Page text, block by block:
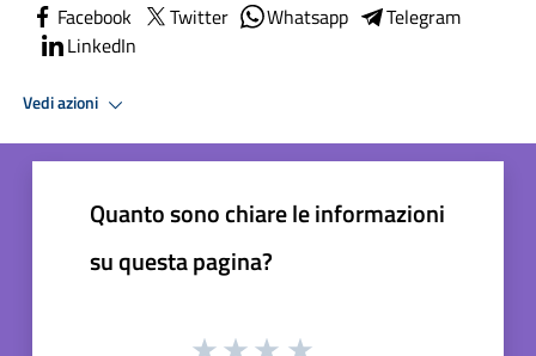
Facebook Twitter Whatsapp
Telegram
LinkedIn
Vedi azioni
Quanto sono chiare le informazioni
su questa pagina?